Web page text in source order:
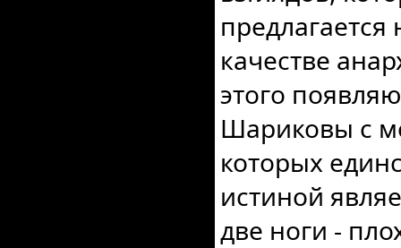
качестве
этого
Шариковы с
которых
истиной
две ноги -